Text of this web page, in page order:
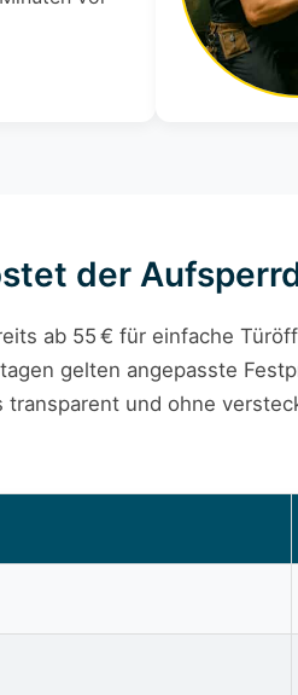
der
ab 55 € für einfache
gelten angepasste
transparent und ohne